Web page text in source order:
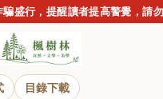
，提醒讀者提高警覺，請勿點
目錄下載